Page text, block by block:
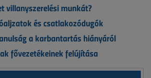
villanyszerelési munkát?
és csatlakozódugók
a karbantartás hiányáról
fővezetékeinek felújítása